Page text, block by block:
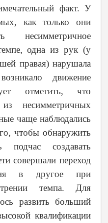
факт. У
как только они
несимметричное
одна из рук (у
правая) нарушала
движение
отметить, что
несимметричных
чаще наблюдались
чтобы обнаружить
подчас создавать
совершали переход
в другое при
темпа. Для
развить больший
квалификации